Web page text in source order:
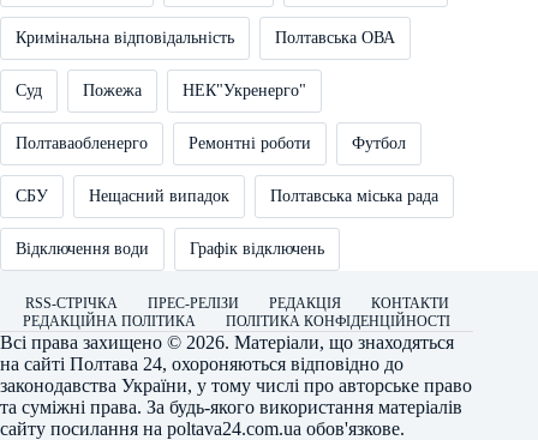
Кримінальна відповідальність Полтавська ОВА
Суд Пожежа НЕК"Укренерго"
Полтаваобленерго Ремонтні роботи Футбол
СБУ Нещасний випадок Полтавська міська рада
Відключення води Графік відключень
RSS-СТРІЧКА ПРЕС-РЕЛІЗИ РЕДАКЦІЯ
КОНТАКТИ
РЕДАКЦІЙНА ПОЛІТИКА
ПОЛІТИКА КОНФІДЕНЦІЙНОСТІ
Всі права захищено © 2026. Матеріали, що знаходяться
на сайті Полтава 24, охороняються відповідно до
законодавства України, у тому числі про авторське право
та суміжні права. За будь-якого використання матеріалів
сайту посилання на poltava24.com.ua обов'язкове.